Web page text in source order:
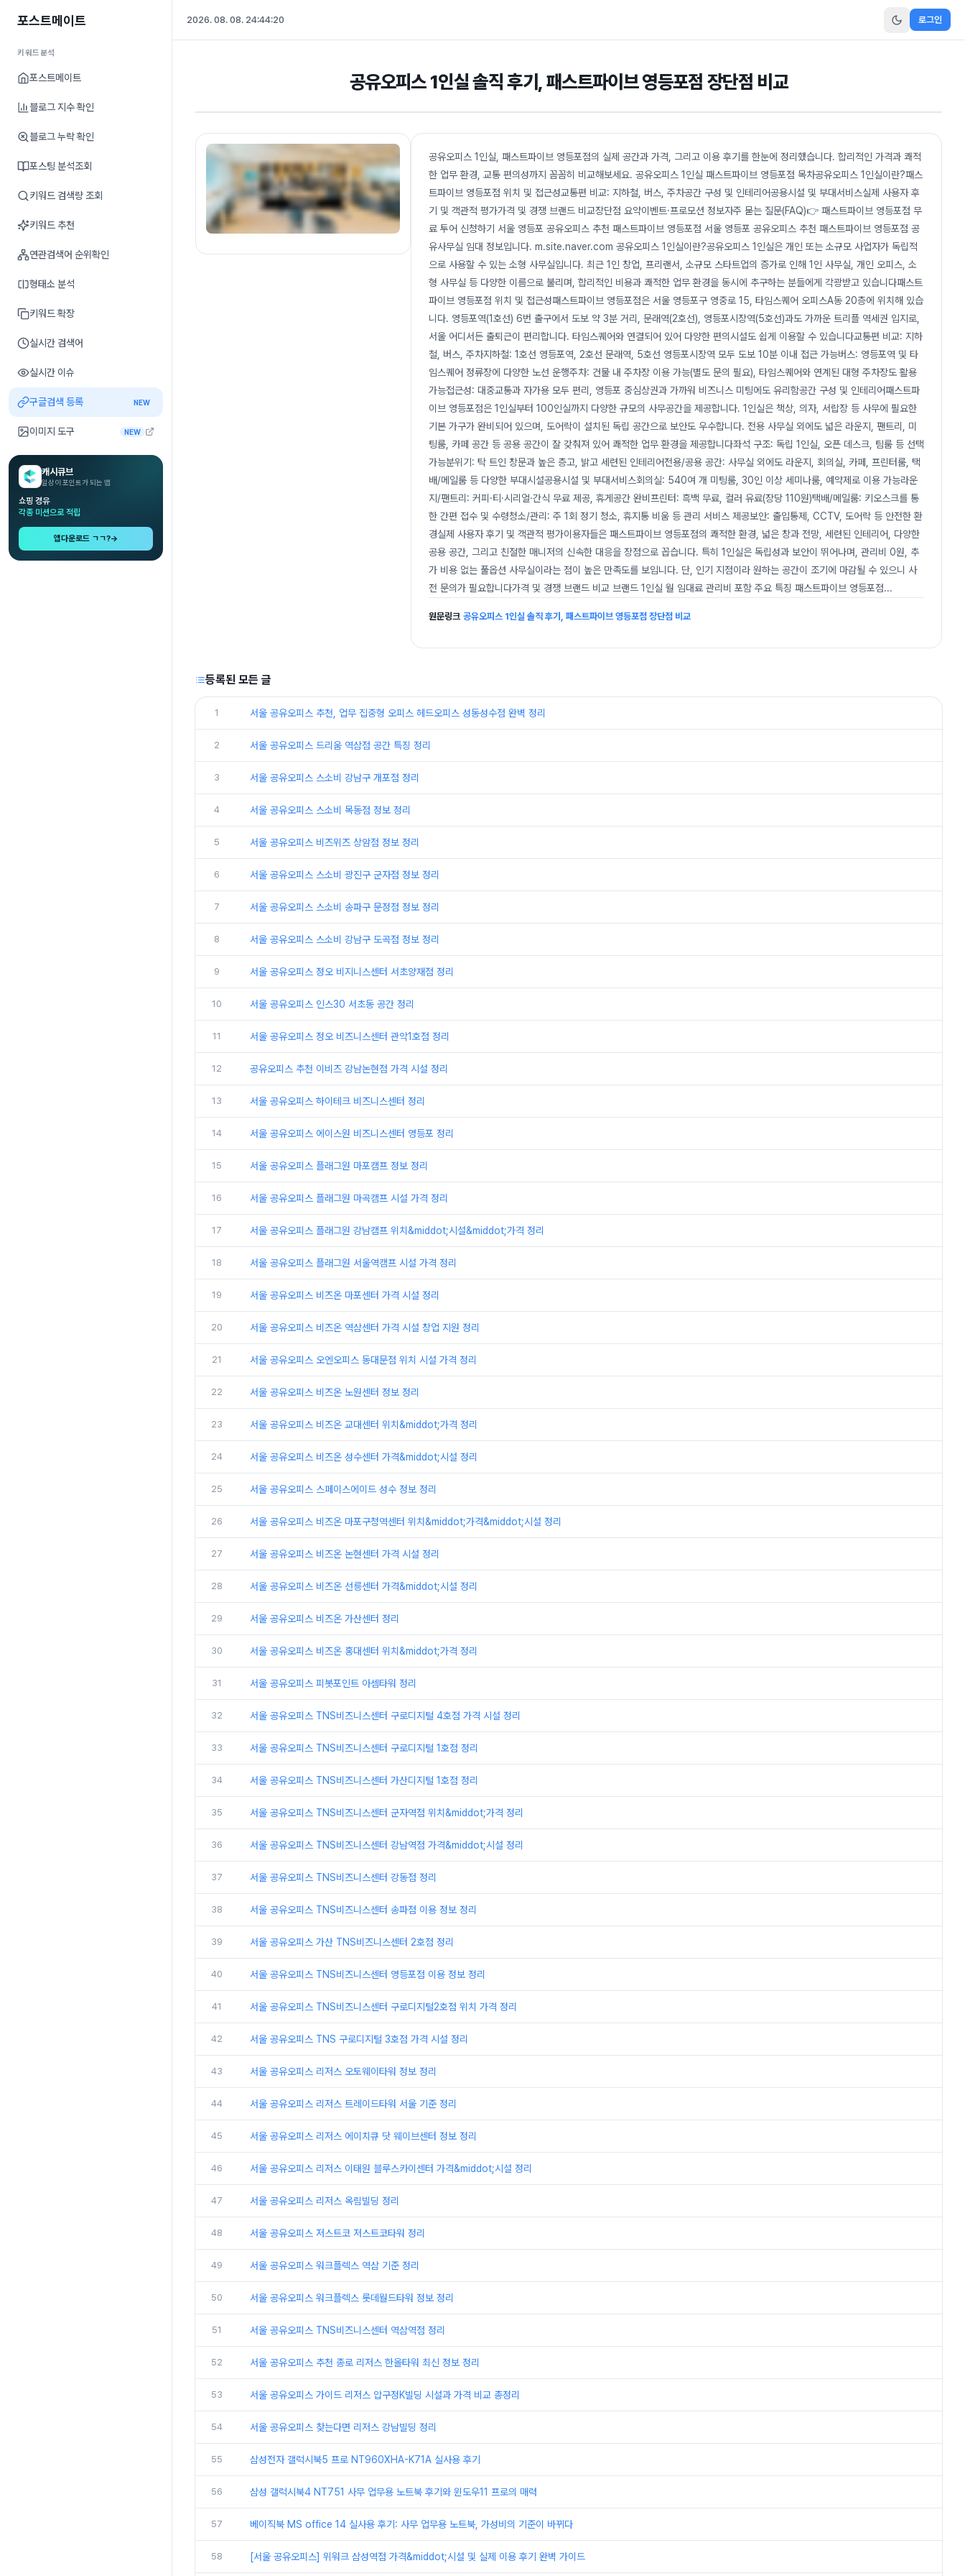
포스트메이트
키워드분석
포스트메이트
블로그 지수 확인
블로그 누락 확인
포스팅 분석조회
키워드 검색량 조회
키워드 추천
연관검색어 순위확인
형태소 분석
키워드 확장
실시간 검색어
실시간 이슈
구글검색 등록 NEW
이미지 도구 NEW
캐시큐브
일상이 포인트가 되는 앱
쇼핑 경유
각종 미션으로 적립
앱다운로드 ㄱㄱ?→
2026. 08. 08. 24:44:21 로그인
공유오피스 1인실 솔직 후기, 패스트파이브 영등포점 장단점 비교
공유오피스 1인실, 패스트파이브 영등포점의 실제 공간과 가격, 그리고 이용 후기를 한눈에 정리했습니다. 합리적인 가격과 쾌적
한 업무 환경, 교통 편의성까지 꼼꼼히 비교해보세요. 공유오피스 1인실 패스트파이브 영등포점 목차공유오피스 1인실이란?패스
트파이브 영등포점 위치 및 접근성교통편 비교: 지하철, 버스, 주차공간 구성 및 인테리어공용시설 및 부대서비스실제 사용자 후
기 및 객관적 평가가격 및 경쟁 브랜드 비교장단점 요약이벤트·프로모션 정보자주 묻는 질문(FAQ)👉 패스트파이브 영등포점 무
료 투어 신청하기 서울 영등포 공유오피스 추천 패스트파이브 영등포점 서울 영등포 공유오피스 추천 패스트파이브 영등포점 공
유사무실 임대 정보입니다. m.site.naver.com 공유오피스 1인실이란?공유오피스 1인실은 개인 또는 소규모 사업자가 독립적
으로 사용할 수 있는 소형 사무실입니다. 최근 1인 창업, 프리랜서, 소규모 스타트업의 증가로 인해 1인 사무실, 개인 오피스, 소
형 사무실 등 다양한 이름으로 불리며, 합리적인 비용과 쾌적한 업무 환경을 동시에 추구하는 분들에게 각광받고 있습니다패스트
파이브 영등포점 위치 및 접근성패스트파이브 영등포점은 서울 영등포구 영중로 15, 타임스퀘어 오피스A동 20층에 위치해 있습
니다. 영등포역(1호선) 6번 출구에서 도보 약 3분 거리, 문래역(2호선), 영등포시장역(5호선)과도 가까운 트리플 역세권 입지로,
서울 어디서든 출퇴근이 편리합니다. 타임스퀘어와 연결되어 있어 다양한 편의시설도 쉽게 이용할 수 있습니다교통편 비교: 지하
철, 버스, 주차지하철: 1호선 영등포역, 2호선 문래역, 5호선 영등포시장역 모두 도보 10분 이내 접근 가능버스: 영등포역 및 타
임스퀘어 정류장에 다양한 노선 운행주차: 건물 내 주차장 이용 가능(별도 문의 필요), 타임스퀘어와 연계된 대형 주차장도 활용
가능접근성: 대중교통과 자가용 모두 편리, 영등포 중심상권과 가까워 비즈니스 미팅에도 유리함공간 구성 및 인테리어패스트파
이브 영등포점은 1인실부터 100인실까지 다양한 규모의 사무공간을 제공합니다. 1인실은 책상, 의자, 서랍장 등 사무에 필요한
기본 가구가 완비되어 있으며, 도어락이 설치된 독립 공간으로 보안도 우수합니다. 전용 사무실 외에도 넓은 라운지, 팬트리, 미
팅룸, 카페 공간 등 공용 공간이 잘 갖춰져 있어 쾌적한 업무 환경을 제공합니다좌석 구조: 독립 1인실, 오픈 데스크, 팀룸 등 선택
가능분위기: 탁 트인 창문과 높은 층고, 밝고 세련된 인테리어전용/공용 공간: 사무실 외에도 라운지, 회의실, 카페, 프린터룸, 택
배/메일룸 등 다양한 부대시설공용시설 및 부대서비스회의실: 540여 개 미팅룸, 30인 이상 세미나룸, 예약제로 이용 가능라운
지/팬트리: 커피·티·시리얼·간식 무료 제공, 휴게공간 완비프린터: 흑백 무료, 컬러 유료(장당 110원)택배/메일룸: 키오스크를 통
한 간편 접수 및 수령청소/관리: 주 1회 정기 청소, 휴지통 비움 등 관리 서비스 제공보안: 출입통제, CCTV, 도어락 등 안전한 환
경실제 사용자 후기 및 객관적 평가이용자들은 패스트파이브 영등포점의 쾌적한 환경, 넓은 창과 전망, 세련된 인테리어, 다양한
공용 공간, 그리고 친절한 매니저의 신속한 대응을 장점으로 꼽습니다. 특히 1인실은 독립성과 보안이 뛰어나며, 관리비 0원, 추
가 비용 없는 풀옵션 사무실이라는 점이 높은 만족도를 보입니다. 단, 인기 지점이라 원하는 공간이 조기에 마감될 수 있으니 사
전 문의가 필요합니다가격 및 경쟁 브랜드 비교 브랜드 1인실 월 임대료 관리비 포함 주요 특징 패스트파이브 영등포점...
원문링크 공유오피스 1인실 솔직 후기, 패스트파이브 영등포점 장단점 비교
등록된 모든 글
1 서울 공유오피스 추천, 업무 집중형 오피스 헤드오피스 성동성수점 완벽 정리
2 서울 공유오피스 드리움 역삼점 공간 특징 정리
3 서울 공유오피스 스소비 강남구 개포점 정리
4 서울 공유오피스 스소비 목동점 정보 정리
5 서울 공유오피스 비즈위즈 상암점 정보 정리
6 서울 공유오피스 스소비 광진구 군자점 정보 정리
7 서울 공유오피스 스소비 송파구 문정점 정보 정리
8 서울 공유오피스 스소비 강남구 도곡점 정보 정리
9 서울 공유오피스 정오 비지니스센터 서초양재점 정리
10 서울 공유오피스 인스30 서초동 공간 정리
11 서울 공유오피스 정오 비즈니스센터 관악1호점 정리
12 공유오피스 추천 이비즈 강남논현점 가격 시설 정리
13 서울 공유오피스 하이테크 비즈니스센터 정리
14 서울 공유오피스 에이스원 비즈니스센터 영등포 정리
15 서울 공유오피스 플래그원 마포캠프 정보 정리
16 서울 공유오피스 플래그원 마곡캠프 시설 가격 정리
17 서울 공유오피스 플래그원 강남캠프 위치&middot;시설&middot;가격 정리
18 서울 공유오피스 플래그원 서울역캠프 시설 가격 정리
19 서울 공유오피스 비즈온 마포센터 가격 시설 정리
20 서울 공유오피스 비즈온 역삼센터 가격 시설 창업 지원 정리
21 서울 공유오피스 오엔오피스 동대문점 위치 시설 가격 정리
22 서울 공유오피스 비즈온 노원센터 정보 정리
23 서울 공유오피스 비즈온 교대센터 위치&middot;가격 정리
24 서울 공유오피스 비즈온 성수센터 가격&middot;시설 정리
25 서울 공유오피스 스페이스에이드 성수 정보 정리
26 서울 공유오피스 비즈온 마포구청역센터 위치&middot;가격&middot;시설 정리
27 서울 공유오피스 비즈온 논현센터 가격 시설 정리
28 서울 공유오피스 비즈온 선릉센터 가격&middot;시설 정리
29 서울 공유오피스 비즈온 가산센터 정리
30 서울 공유오피스 비즈온 홍대센터 위치&middot;가격 정리
31 서울 공유오피스 피봇포인트 아셈타워 정리
32 서울 공유오피스 TNS비즈니스센터 구로디지털 4호점 가격 시설 정리
33 서울 공유오피스 TNS비즈니스센터 구로디지털 1호점 정리
34 서울 공유오피스 TNS비즈니스센터 가산디지털 1호점 정리
35 서울 공유오피스 TNS비즈니스센터 군자역점 위치&middot;가격 정리
36 서울 공유오피스 TNS비즈니스센터 강남역점 가격&middot;시설 정리
37 서울 공유오피스 TNS비즈니스센터 강동점 정리
38 서울 공유오피스 TNS비즈니스센터 송파점 이용 정보 정리
39 서울 공유오피스 가산 TNS비즈니스센터 2호점 정리
40 서울 공유오피스 TNS비즈니스센터 영등포점 이용 정보 정리
41 서울 공유오피스 TNS비즈니스센터 구로디지털2호점 위치 가격 정리
42 서울 공유오피스 TNS 구로디지털 3호점 가격 시설 정리
43 서울 공유오피스 리저스 오토웨이타워 정보 정리
44 서울 공유오피스 리저스 트레이드타워 서울 기준 정리
45 서울 공유오피스 리저스 에이치큐 닷 웨이브센터 정보 정리
46 서울 공유오피스 리저스 이태원 블루스카이센터 가격&middot;시설 정리
47 서울 공유오피스 리저스 옥림빌딩 정리
48 서울 공유오피스 저스트코 저스트코타워 정리
49 서울 공유오피스 워크플렉스 역삼 기준 정리
50 서울 공유오피스 워크플렉스 롯데월드타워 정보 정리
51 서울 공유오피스 TNS비즈니스센터 역삼역점 정리
52 서울 공유오피스 추천 종로 리저스 한올타워 최신 정보 정리
53 서울 공유오피스 가이드 리저스 압구정K빌딩 시설과 가격 비교 총정리
54 서울 공유오피스 찾는다면 리저스 강남빌딩 정리
55 삼성전자 갤럭시북5 프로 NT960XHA-K71A 실사용 후기
56 삼성 갤럭시북4 NT751 사무 업무용 노트북 후기와 윈도우11 프로의 매력
57 베이직북 MS office 14 실사용 후기: 사무 업무용 노트북, 가성비의 기준이 바뀌다
58 [서울 공유오피스] 위워크 삼성역점 가격&middot;시설 및 실제 이용 후기 완벽 가이드